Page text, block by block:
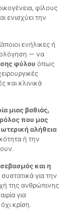
φίλους
ενισχύει την
ενήλικες ή
— να
φύλου όπως
και κλινικά
μιας βαθιάς,
που μας
αλήθεια
ή την
και η
για την
της ανθρώπινης
για
κρίση.